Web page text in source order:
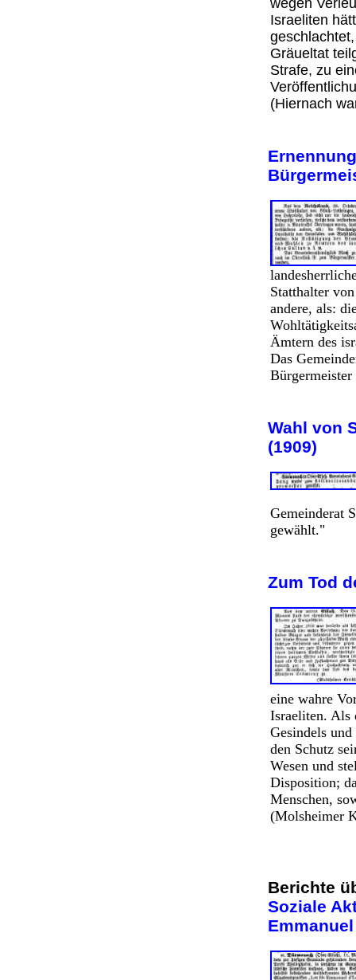
wegen
Israeliten
Gräueltat
Strafe, zu
(Hiernach
Statthalter
andere, als:
Ämtern des
Das
Wahl von
(1909)
Gemeinderat
gewählt."
Zum Tod
eine wahre
Israeliten. Als
Gesindels
den Schutz
Wesen und
Disposition;
Menschen,
(Molsheimer
Berichte
Soziale